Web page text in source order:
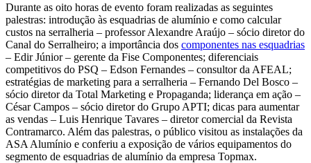
Durante as oito horas de evento foram realizadas as seguintes
palestras: introdução às esquadrias de alumínio e como calcular
custos na serralheria – professor Alexandre Araújo – sócio diretor do
Canal do Serralheiro; a importância dos componentes nas esquadrias
– Edir Júnior – gerente da Fise Componentes; diferenciais
competitivos do PSQ – Edson Fernandes – consultor da AFEAL;
estratégias de marketing para a serralheria – Fernando Del Bosco –
sócio diretor da Total Marketing e Propaganda; liderança em ação –
César Campos – sócio diretor do Grupo APTI; dicas para aumentar
as vendas – Luis Henrique Tavares – diretor comercial da Revista
Contramarco. Além das palestras, o público visitou as instalações da
ASA Alumínio e conferiu a exposição de vários equipamentos do
segmento de esquadrias de alumínio da empresa Topmax.